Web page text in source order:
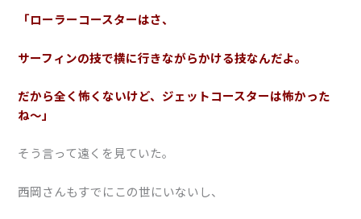
「ローラーコースターはさ、
サーフィンの技で横に行きながらかける技なんだよ。
だから全く怖くないけど、ジェットコースターは怖かった
ね〜」
そう言って遠くを見ていた。
西岡さんもすでにこの世にいないし、